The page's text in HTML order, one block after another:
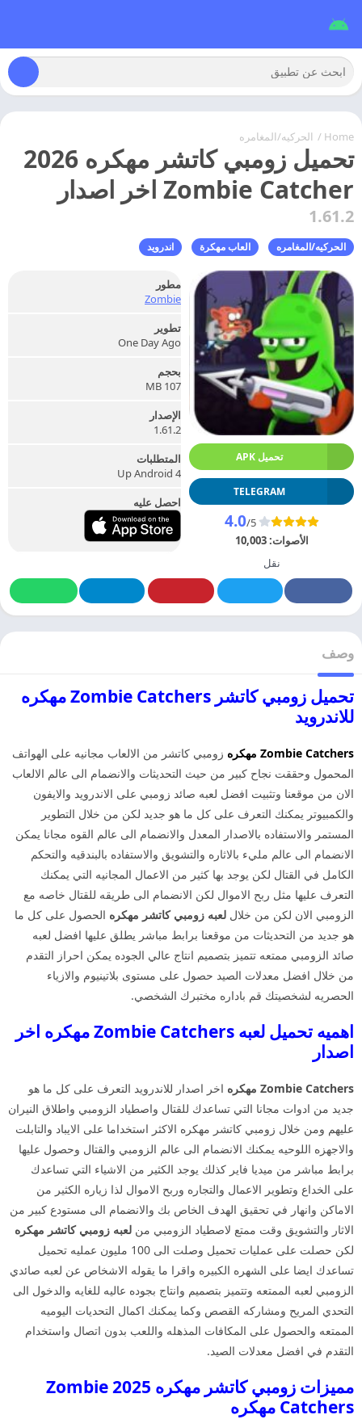
Home
/ الحركيه/المغامره
تحميل زومبي كاتشر مهكره 2026
Zombie Catcher اخر اصدار
1.61.2
الحركيه/المغامره العاب مهكرة اندرويد
تحميل APK
TELEGRAM
4.0/5
الأصوات:10,003
نقل
مطور
Zombie
تطوير
One Day Ago
بحجم
107 MB
الإصدار
1.61.2
المتطلبات
Up Android 4
احصل عليه
وصف
تحميل زومبي كاتشر Zombie Catchers مهكره
للاندرويد
Zombie Catchers مهكره
زومبي كاتشر من الالعاب مجانيه على الهواتف
المحمول وحققت نجاح كبير من حيث التحديثات والانضمام الى عالم الالعاب
الان من موقعنا وتثبيت افضل لعبه صائد زومبي على الاندرويد والايفون
والكمبيوتر يمكنك التعرف على كل ما هو جديد لكن من خلال التطوير
المستمر والاستفاده بالاصدار المعدل والانضمام الى عالم القوه مجانا يمكن
الانضمام الى عالم مليء بالاثاره والتشويق والاستفاده بالبندقيه والتحكم
الكامل في القتال لكن يوجد بها كثير من الاعمال المجانيه التي يمكنك
التعرف عليها مثل ربح الاموال لكن الانضمام الى طريقه للقتال خاصه مع
الزومبي الان لكن من خلال لعبه زومبي كاتشر مهكره الحصول على كل ما
هو جديد من التحديثات من موقعنا برابط مباشر يطلق عليها افضل لعبه
صائد الزومبي ممتعه تتميز بتصميم انتاج عالي الجوده يمكن احراز التقدم
من خلال افضل معدلات الصيد حصول على مستوى بلاتينيوم والازياء
الحصريه لشخصيتك قم باداره مختبرك الشخصي.
اهميه تحميل لعبه Zombie Catchers مهكره اخر
اصدار
Zombie Catchers مهكره
اخر اصدار للاندرويد التعرف على كل ما هو
جديد من ادوات مجانا التي تساعدك للقتال واصطياد الزومبي واطلاق النيران
عليهم ومن خلال زومبي كاتشر مهكره الاكثر استخداما على الايباد والتابلت
والاجهزه اللوحيه يمكنك الانضمام الى عالم الزومبي والقتال وحصول عليها
برابط مباشر من ميديا فاير كذلك يوجد الكثير من الاشياء التي تساعدك
على الخداع وتطوير الاعمال والتجاره وربح الاموال لذا زياره الكثير من
الاماكن وانهار في تحقيق الهدف الخاص بك والانضمام الى مستودع كبير من
الاثار والتشويق وقت ممتع لاصطياد الزومبي من لعبه زومبي كاتشر مهكره
لكن حصلت على عمليات تحميل وصلت الى 100 مليون عمليه تحميل
تساعدك ايضا على الشهره الكبيره واقرا ما يقوله الاشخاص عن لعبه صائدي
الزومبي لعبه الممتعه وتتميز بتصميم وانتاج بجوده عاليه للغايه والدخول الى
التحدي المريح ومشاركه القصص وكما يمكنك اكمال التحديات اليوميه
الممتعه والحصول على المكافات المذهله واللعب بدون اتصال واستخدام
التقدم في افضل معدلات الصيد.
مميزات زومبي كاتشر مهكره 2025 Zombie
Catchers مهكره